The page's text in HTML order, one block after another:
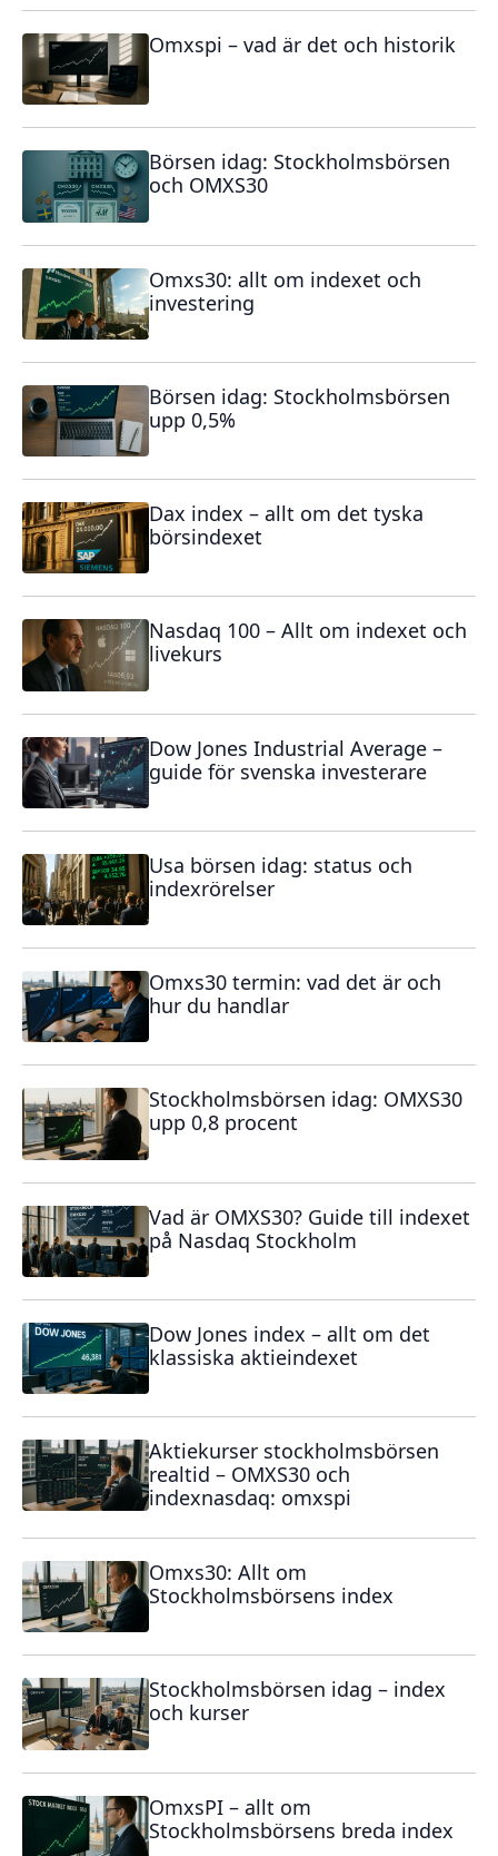
Omxspi – vad är det och historik
Börsen idag: Stockholmsbörsen
och OMXS30
Omxs30: allt om indexet och
investering
Börsen idag: Stockholmsbörsen
upp 0,5%
Dax index – allt om det tyska
börsindexet
Nasdaq 100 – Allt om indexet och
livekurs
Dow Jones Industrial Average –
guide för svenska investerare
Usa börsen idag: status och
indexrörelser
Omxs30 termin: vad det är och
hur du handlar
Stockholmsbörsen idag: OMXS30
upp 0,8 procent
Vad är OMXS30? Guide till indexet
på Nasdaq Stockholm
Dow Jones index – allt om det
klassiska aktieindexet
Aktiekurser stockholmsbörsen
realtid – OMXS30 och
indexnasdaq: omxspi
Omxs30: Allt om
Stockholmsbörsens index
Stockholmsbörsen idag – index
och kurser
OmxsPI – allt om
Stockholmsbörsens breda index